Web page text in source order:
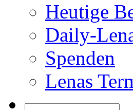
Heutige
Daily-
Spenden
Lenas